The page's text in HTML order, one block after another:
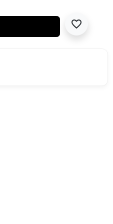
favorite_border